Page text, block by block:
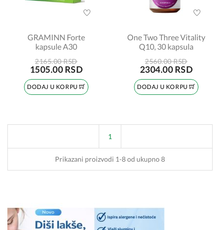
GRAMINN Forte
kapsule A30
2165.00 RSD
1505.00 RSD
DODAJ U KORPU
One Two Three Vitality
Q10, 30 kapsula
2560.00 RSD
2304.00 RSD
DODAJ U KORPU
1
Prikazani proizvodi 1-8 od ukupno 8